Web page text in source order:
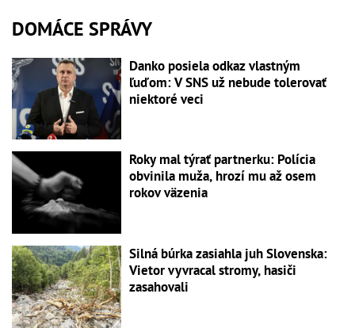
DOMÁCE SPRÁVY
Danko posiela odkaz vlastným
ľuďom: V SNS už nebude tolerovať
niektoré veci
Roky mal týrať partnerku: Polícia
obvinila muža, hrozí mu až osem
rokov väzenia
Silná búrka zasiahla juh Slovenska:
Vietor vyvracal stromy, hasiči
zasahovali